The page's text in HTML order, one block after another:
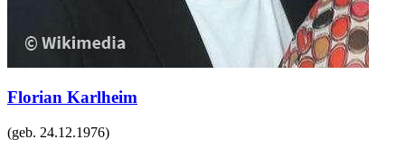
Florian Karlheim
(geb. 24.12.1976)